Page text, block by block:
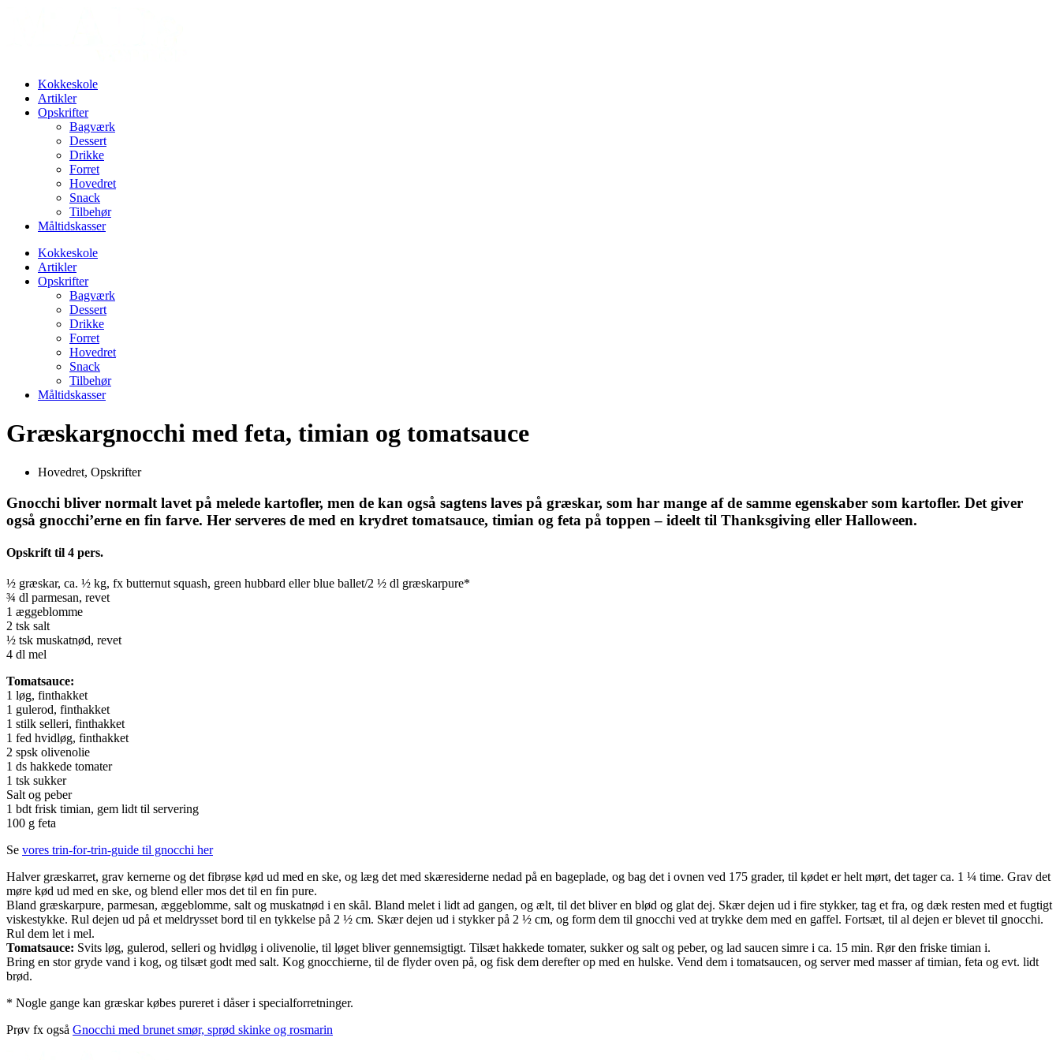
Kokkeskole
Artikler
Opskrifter
Bagværk
Dessert
Drikke
Forret
Hovedret
Snack
Tilbehør
Måltidskasser
Kokkeskole
Artikler
Opskrifter
Bagværk
Dessert
Drikke
Forret
Hovedret
Snack
Tilbehør
Måltidskasser
Græskargnocchi med feta, timian og tomatsauce
Hovedret, Opskrifter
Gnocchi bliver normalt lavet på melede kartofler, men de kan også sagtens laves på græskar, som har mange af de samme egenskaber som kartofler. Det giver
også gnocchi’erne en fin farve. Her serveres de med en krydret tomatsauce, timian og feta på toppen – ideelt til Thanksgiving eller Halloween.
Opskrift til 4 pers.
½ græskar, ca. ½ kg, fx butternut squash, green hubbard eller blue ballet/2 ½ dl græskarpure*
¾ dl parmesan, revet
1 æggeblomme
2 tsk salt
½ tsk muskatnød, revet
4 dl mel
Tomatsauce:
1 løg, finthakket
1 gulerod, finthakket
1 stilk selleri, finthakket
1 fed hvidløg, finthakket
2 spsk olivenolie
1 ds hakkede tomater
1 tsk sukker
Salt og peber
1 bdt frisk timian, gem lidt til servering
100 g feta
Se vores trin-for-trin-guide til gnocchi her
Halver græskarret, grav kernerne og det fibrøse kød ud med en ske, og læg det med skæresiderne nedad på en bageplade, og bag det i ovnen ved 175 grader, til kødet er helt mørt, det tager ca. 1 ¼ time. Grav det
møre kød ud med en ske, og blend eller mos det til en fin pure.
Bland græskarpure, parmesan, æggeblomme, salt og muskatnød i en skål. Bland melet i lidt ad gangen, og ælt, til det bliver en blød og glat dej. Skær dejen ud i fire stykker, tag et fra, og dæk resten med et fugtigt
viskestykke. Rul dejen ud på et meldrysset bord til en tykkelse på 2 ½ cm. Skær dejen ud i stykker på 2 ½ cm, og form dem til gnocchi ved at trykke dem med en gaffel. Fortsæt, til al dejen er blevet til gnocchi.
Rul dem let i mel.
Tomatsauce: Svits løg, gulerod, selleri og hvidløg i olivenolie, til løget bliver gennemsigtigt. Tilsæt hakkede tomater, sukker og salt og peber, og lad saucen simre i ca. 15 min. Rør den friske timian i.
Bring en stor gryde vand i kog, og tilsæt godt med salt. Kog gnocchierne, til de flyder oven på, og fisk dem derefter op med en hulske. Vend dem i tomatsaucen, og server med masser af timian, feta og evt. lidt
brød.
* Nogle gange kan græskar købes pureret i dåser i specialforretninger.
Prøv fx også Gnocchi med brunet smør, sprød skinke og rosmarin